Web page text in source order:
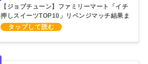
【ジョブチューン】ファミリーマート「イチ
押しスイーツTOP10」リベンジマッチ結果ま
とめ